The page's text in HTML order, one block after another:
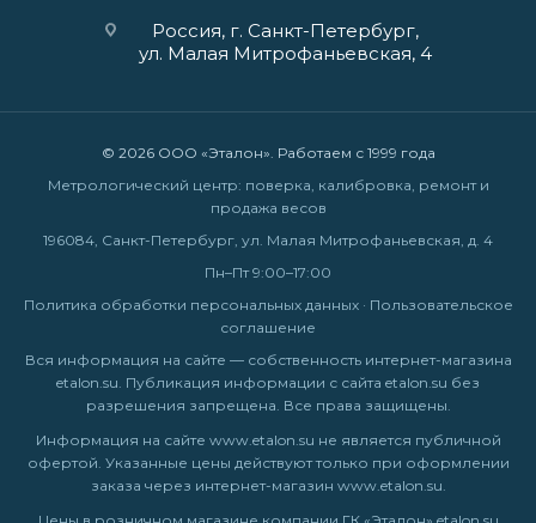
Россия, г. Санкт-Петербург,
ул. Малая Митрофаньевская, 4
© 2026 ООО «Эталон». Работаем с 1999 года
Метрологический центр: поверка, калибровка, ремонт и
продажа весов
196084, Санкт-Петербург, ул. Малая Митрофаньевская, д. 4
Пн–Пт 9:00–17:00
Политика обработки персональных данных· Пользовательское
соглашение
Вся информация на сайте — собственность интернет-магазина
etalon.su. Публикация информации с сайта etalon.su без
разрешения запрещена. Все права защищены.
Информация на сайте www.etalon.su не является публичной
офертой. Указанные цены действуют только при оформлении
заказа через интернет-магазин www.etalon.su.